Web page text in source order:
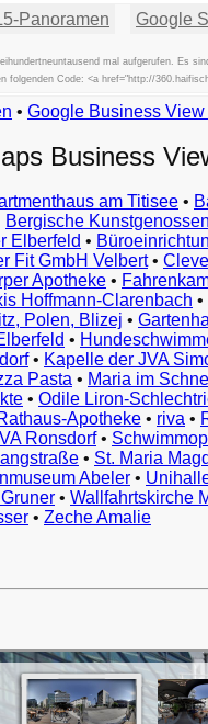
Panoramen Google
mal aufgerufen. Es
Code: <a href="http://
• Google Business
Business
am Titisee •
Bergische
Elberfeld •
Fit GmbH Velbert•
Apotheke •
Hoffmann-Clarenbach •
Polen, Blizej •
•
• Kapelle der JVA
Pasta • Maria im
• Odile Liron-
Apotheke • riva •
Ronsdorf•
• St. Maria
Abeler •
• Wallfahrtskirche
• Zeche Amalie